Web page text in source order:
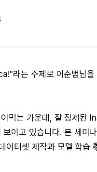
라는 주제로 이준범님
먹는 가운데, 잘 정제된
보이고 있습니다. 본 세
이터셋 제작과 모델 학습